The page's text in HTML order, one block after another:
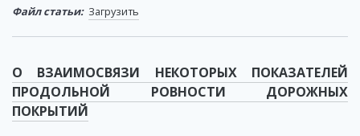
Файл статьи: Загрузить
О ВЗАИМОСВЯЗИ НЕКОТОРЫХ ПОКАЗАТЕЛЕЙ
ПРОДОЛЬНОЙ РОВНОСТИ ДОРОЖНЫХ
ПОКРЫТИЙ